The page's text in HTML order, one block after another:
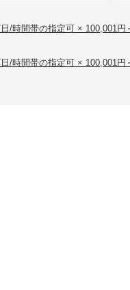
/時間帯の指定可 × 100,001円
/時間帯の指定可 × 100,001円